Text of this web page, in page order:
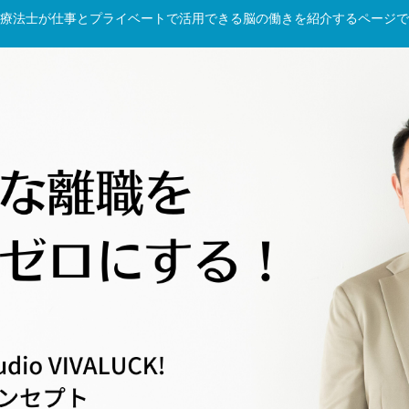
法士が仕事とプライベートで活用できる脳の働きを紹介するページ